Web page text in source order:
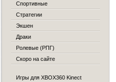
Спортивные
Стратегии
Экшен
Драки
Ролевые (РПГ)
Скоро на сайте
Игры для XBOX360 Kinect